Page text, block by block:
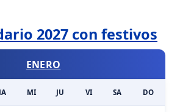
2027 con festivos
ENERO
MI JU VI SA DO